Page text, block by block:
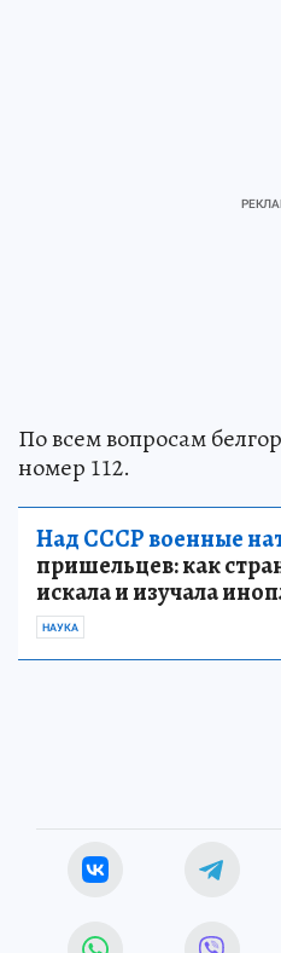
По всем вопросам
номер 112.
Над СССР военные
пришельцев: как
искала и изучала
НАУКА